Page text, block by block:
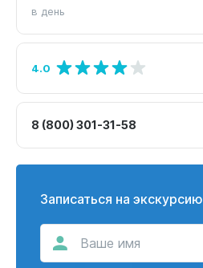
в день
4.0
8 (800) 301-31-58
Записаться на экскурсию